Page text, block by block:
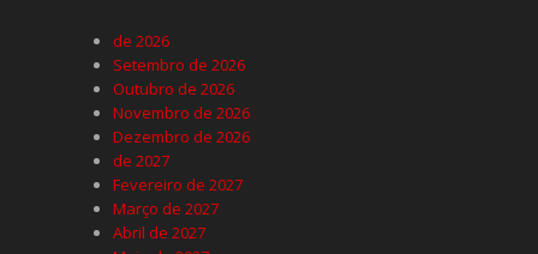
de 2026
Setembro de 2026
Outubro de 2026
Novembro de 2026
Dezembro de 2026
de 2027
Fevereiro de 2027
Março de 2027
Abril de 2027